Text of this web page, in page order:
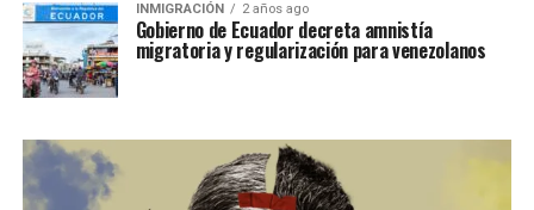
INMIGRACIÓN 2 años ago
Gobierno de Ecuador decreta amnistía
migratoria y regularización para venezolanos